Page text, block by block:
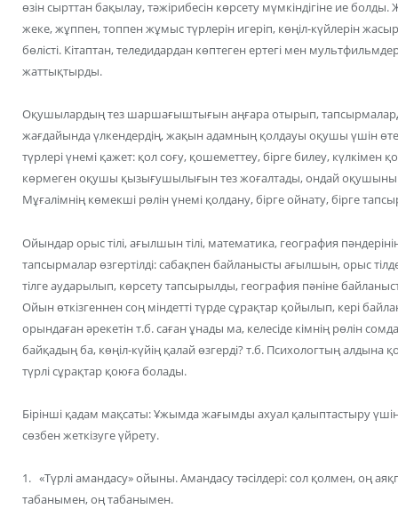
өзін сырттан бақылау, тәжірибесін көрсету мүмкіндігіне ие
жеке, жұппен, топпен жұмыс түрлерін игеріп, көңіл-күйлерін
бөлісті. Кітаптан, теледидардан көптеген ертегі мен
жаттықтырды.
Оқушылардың тез шаршағыштығын аңғара отырып, тапсырмаларды
жағдайында үлкендердің, жақын адамның қолдауы оқушы үшін
түрлері үнемі қажет: қол соғу, қошеметтеу, бірге билеу, күлкімен
көрмеген оқушы қызығушылығын тез жоғалтады, ондай оқушыны
Мұғалімнің көмекші рөлін үнемі қолдану, бірге ойнату, бірге
Ойындар орыс тілі, ағылшын тілі, математика, география
тапсырмалар өзгертілді: сабақпен байланысты ағылшын, орыс
тілге аударылып, көрсету тапсырылды, география пәніне
Ойын өткізгеннен соң міндетті түрде сұрақтар қойылып, кері
орындаған әрекетін т.б. саған ұнады ма, келесіде кімнің рөлін
байқадың ба, көңіл-күйің қалай өзгерді? т.б. Психологтың алдына
түрлі сұрақтар қоюға болады.
Бірінші қадам мақсаты: Ұжымда жағымды ахуал қалыптастыру
сөзбен жеткізуге үйрету.
1. «Түрлі амандасу» ойыны. Амандасу тәсілдері: сол қолмен, оң
табанымен, оң табанымен.